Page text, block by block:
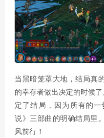
当黑暗笼罩大地，结局真
的幸存者做出决定的时候
定了结局，因为所有的
说》三部曲的明确结局里
风前行！